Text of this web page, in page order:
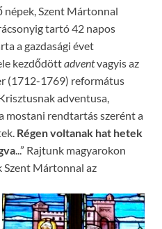
népek, Szent Mártonnal
tartó 42 napos
a gazdasági évet
kezdődöttadventvagyis az
(1712-1769) református
adventusa,
mostani rendtartás szerént a
Régen voltanak hat hetek
.­..” Rajtunk magyarokon
Mártonnal az